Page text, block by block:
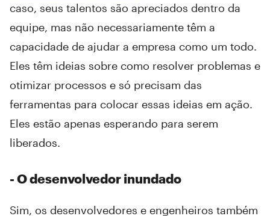
caso, seus talentos são apreciados dentro da
equipe, mas não necessariamente têm a
capacidade de ajudar a empresa como um todo.
Eles têm ideias sobre como resolver problemas e
otimizar processos e só precisam das
ferramentas para colocar essas ideias em ação.
Eles estão apenas esperando para serem
liberados.
- O desenvolvedor inundado
Sim, os desenvolvedores e engenheiros também